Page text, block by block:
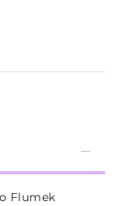
Flumek